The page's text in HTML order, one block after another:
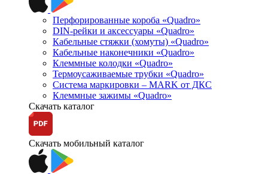
Перфорированные короба «Quadro»
DIN-рейки и аксессуары «Quadro»
Кабельные стяжки (хомуты) «Quadro»
Кабельные наконечники «Quadro»
Клеммные колодки «Quadro»
Термоусаживаемые трубки «Quadro»
Система маркировки – MARK от ДКС
Клеммные зажимы «Quadro»
Скачать каталог
Скачать мобильный каталог